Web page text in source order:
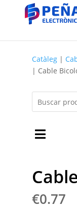
Catàleg|
| Cable
€0.77